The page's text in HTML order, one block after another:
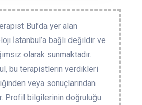
Bul’da yer alan
İstanbul’a bağlı değildir ve
olarak sunmaktadır.
bu terapistlerin verdikleri
veya sonuçlarından
Profil bilgilerinin doğruluğu